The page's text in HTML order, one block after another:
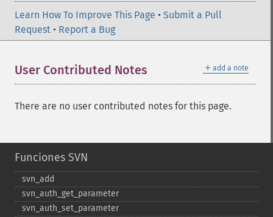
Learn How To Improve This Page • Submit a Pull
Request • Report a Bug
＋ add a note
User Contributed Notes
There are no user contributed notes for this page.
Funciones SVN
svn_​add
svn_​auth_​get_​parameter
svn_​auth_​set_​parameter